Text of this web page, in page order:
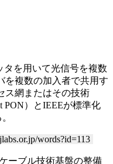
タを用いて光信号を複数
を複数の加入者で共用す
ス網またはその技術
PON）とIEEEが標準化
words?id=113
ーブル技術基盤の整備